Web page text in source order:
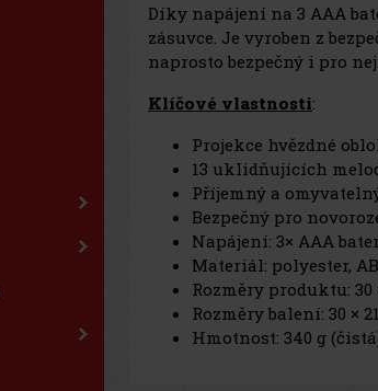
Díky napájení na 3 AAA
zásuvce. Je vyroben z
naprosto bezpečný i pro
Klíčové vlastnosti:
Projekce hvězdné
13 uklidňujících
Příjemný a
Bezpečný pro
Napájení: 3× AAA
Materiál: polyester,
Rozměry produktu: 30
Rozměry balení: 30 ×
Hmotnost: 340 g